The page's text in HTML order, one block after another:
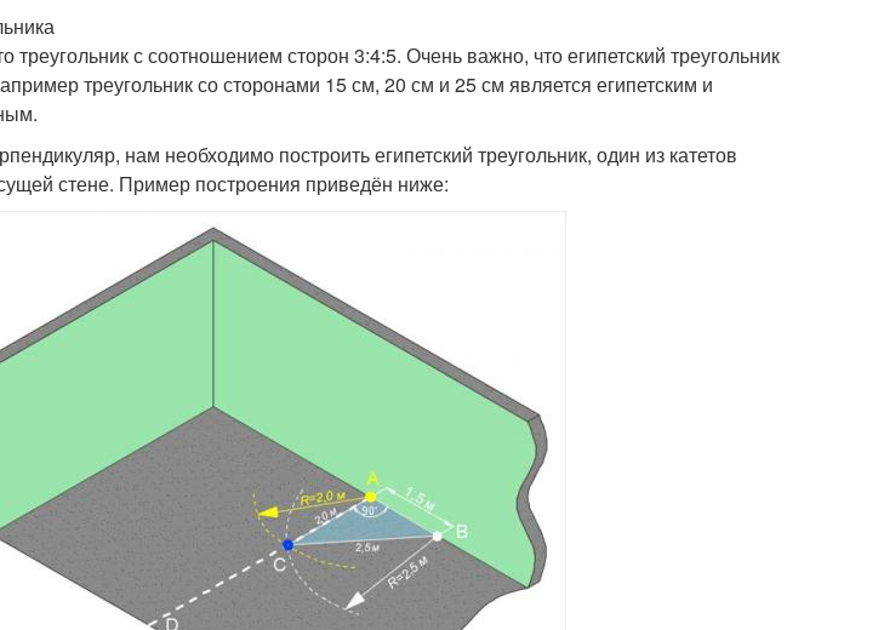
треугольник с соотношением сторон 3:4:5. Очень важно, что египетский треугольник
треугольник со сторонами 15 см, 20 см и 25 см является египетским и
нам необходимо построить египетский треугольник, один из катетов
стене. Пример построения приведён ниже: